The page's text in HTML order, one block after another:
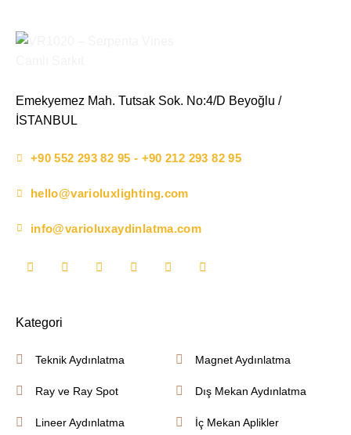
Emekyemez Mah. Tutsak Sok. No:4/D Beyoğlu /
İSTANBUL
+90 552 293 82 95 - +90 212 293 82 95
hello@varioluxlighting.com
info@varioluxaydinlatma.com
Kategori
Teknik Aydınlatma
Ray ve Ray Spot
Lineer Aydınlatma
Magnet Aydınlatma
Dış Mekan Aydınlatma
İç Mekan Aplikler